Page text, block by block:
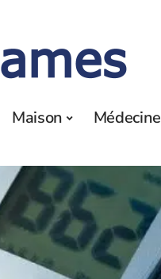
Maison Médecine